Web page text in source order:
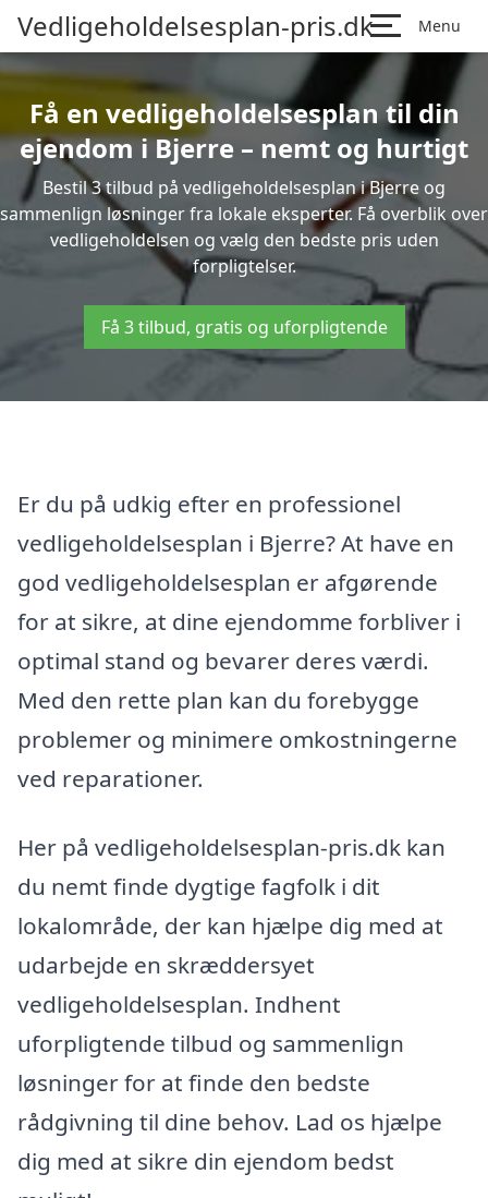
Vedligeholdelsesplan-pris.dk Menu
Få en vedligeholdelsesplan til din
ejendom i Bjerre – nemt og hurtigt
Bestil 3 tilbud på vedligeholdelsesplan i Bjerre og
sammenlign løsninger fra lokale eksperter. Få overblik over
vedligeholdelsen og vælg den bedste pris uden
forpligtelser.
Få 3 tilbud, gratis og uforpligtende
Er du på udkig efter en professionel
vedligeholdelsesplan i Bjerre? At have en
god vedligeholdelsesplan er afgørende
for at sikre, at dine ejendomme forbliver i
optimal stand og bevarer deres værdi.
Med den rette plan kan du forebygge
problemer og minimere omkostningerne
ved reparationer.
Her på vedligeholdelsesplan-pris.dk kan
du nemt finde dygtige fagfolk i dit
lokalområde, der kan hjælpe dig med at
udarbejde en skræddersyet
vedligeholdelsesplan. Indhent
uforpligtende tilbud og sammenlign
løsninger for at finde den bedste
rådgivning til dine behov. Lad os hjælpe
dig med at sikre din ejendom bedst